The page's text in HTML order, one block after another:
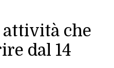
attività che
dal 14